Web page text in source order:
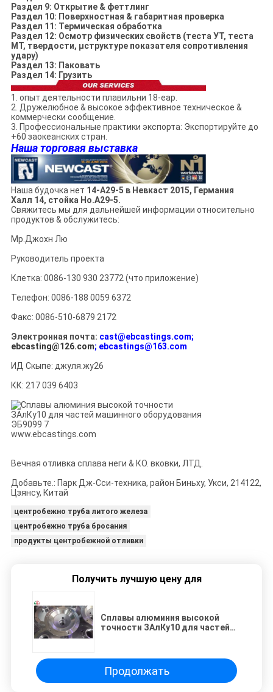
Раздел 9: Открытие & феттлинг
Раздел 10: Поверхностная & габаритная проверка
Раздел 11: Термическая обработка
Раздел 12: Осмотр физических свойств (теста УТ, теста
МТ, твердости, µструктуре показателя сопротивления
удару)
Раздел 13: Паковать
Раздел 14: Грузить
1. опыт деятельности плавильни 18-еар.
2. Дружелюбное & высокое эффективное техническое &
коммерчески сообщение.
3. Профессиональные практики экспорта: Экспортируйте до
+60 заокеанских стран.
Наша торговая выставка
Наша будочка нет 14-А29-5 в Невкаст 2015, Германия
Халл 14, стойка Но.А29-5.
Свяжитесь мы для дальнейшей информации относительно
продуктов & обслужитесь:
Мр.Джохн Лю
Руководитель проекта
Клетка: 0086-130 930 23772 (что приложение)
Телефон: 0086-188 0059 6372
Факс: 0086-510-6879 2172
Электронная почта: cast@ebcastings.com;
ebcasting@126.com; ebcastings@163.com
ИД Скыпе: джуля.жу26
КК: 217 039 6403
www.ebcastings.com
Вечная отливка сплава неги & КО. вковки, ЛТД.
Добавьте.: Парк Дж-Сси-техника, район Биньху, Укси, 214122,
Цзянсу, Китай
центробежно труба литого железа
центробежно труба бросания
продукты центробежной отливки
Получить лучшую цену для
Сплавы алюминия высокой
точности ЗАлКу10 для частей
Продолжать